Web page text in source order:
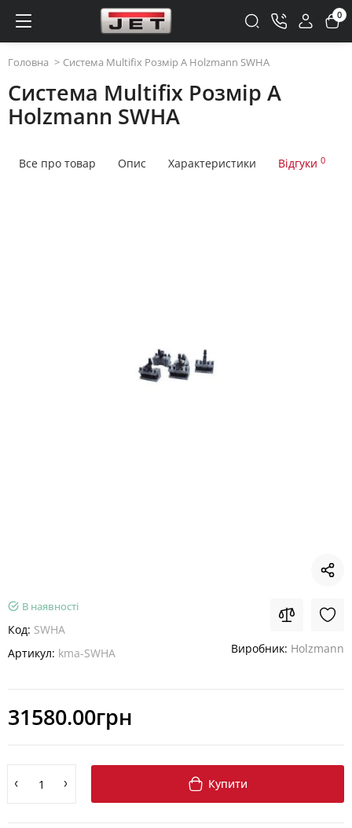
0
Головна Система Multifix Розмір A Holzmann SWHA
Система Multifix Розмір A
Holzmann SWHA
Все про товар Опис Характеристики Відгуки 0
В наявності
Код: SWHA
Артикул: kma-SWHA Виробник: Holzmann
31580.00грн
Купити